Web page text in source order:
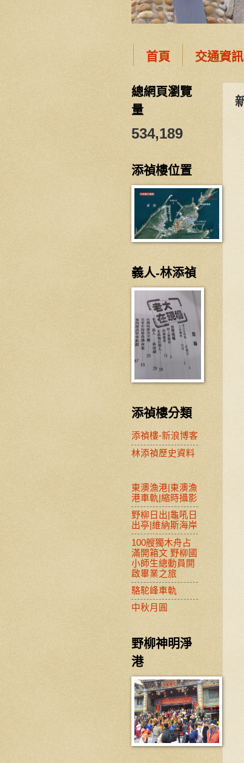
首頁 交通資訊
總網頁瀏覽
量
534,189
添禎樓位置
義人-林添禎
添禎樓分類
添禎樓-新浪博客
林添禎歷史資料
東澳漁港|東澳漁
港車軌|縮時攝影
野柳日出|龜吼日
出亭|維納斯海岸
100艘獨木舟占
滿開箱文 野柳國
小師生總動員開
啟畢業之旅
駱駝峰車軌
中秋月圓
野柳神明淨
港